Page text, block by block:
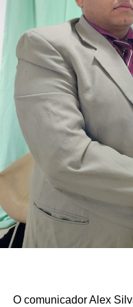
O comunicador Alex